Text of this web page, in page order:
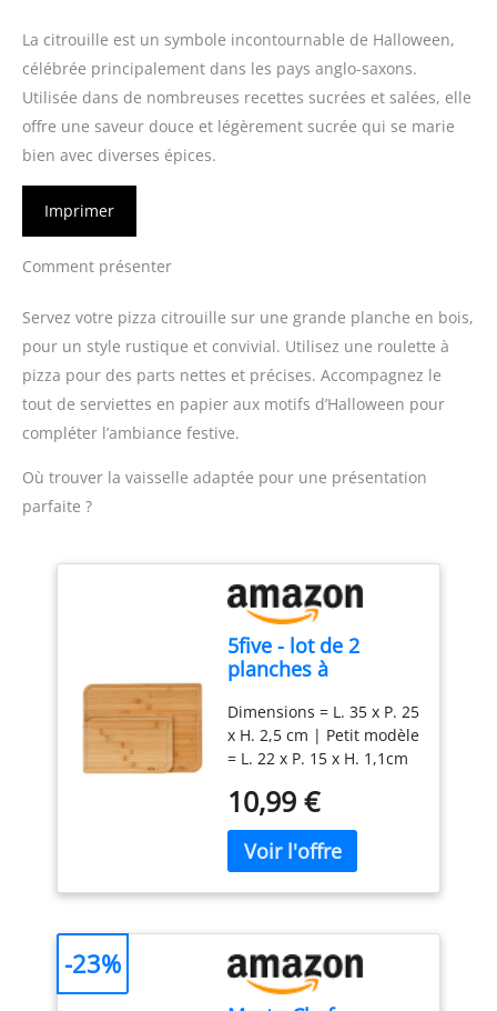
La citrouille est un symbole incontournable de Halloween,
célébrée principalement dans les pays anglo-saxons.
Utilisée dans de nombreuses recettes sucrées et salées, elle
offre une saveur douce et légèrement sucrée qui se marie
bien avec diverses épices.
Imprimer
Comment présenter
Servez votre pizza citrouille sur une grande planche en bois,
pour un style rustique et convivial. Utilisez une roulette à
pizza pour des parts nettes et précises. Accompagnez le
tout de serviettes en papier aux motifs d’Halloween pour
compléter l’ambiance festive.
Où trouver la vaisselle adaptée pour une présentation
parfaite ?
5five - lot de 2
planches à
Dimensions = L. 35 x P. 25
x H. 2,5 cm | Petit modèle
= L. 22 x P. 15 x H. 1,1cm
P. 25 x H. 1,4cm | Poids =
1.054 kg | Matière de la
structure: Bambou
10,99 €
-23%